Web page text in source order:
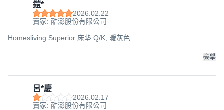
鎧*
2026.02.22
賣家: 酷澎股份有限公司
Homesliving Superior 床墊 Q/K, 暖灰色
檢舉
呂*慶
2026.02.17
賣家: 酷澎股份有限公司